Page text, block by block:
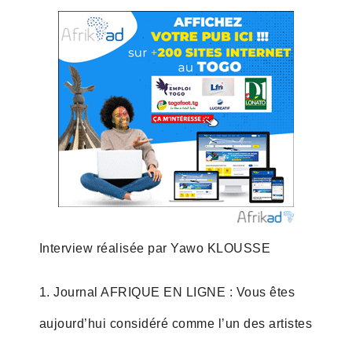
Interview réalisée par Yawo KLOUSSE
1. Journal AFRIQUE EN LIGNE : Vous êtes
aujourd’hui considéré comme l’un des artistes